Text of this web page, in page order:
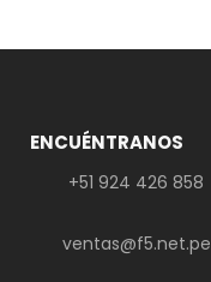
ENCUÉNTRANOS
+51 924 426 858
ventas@f5.net.pe